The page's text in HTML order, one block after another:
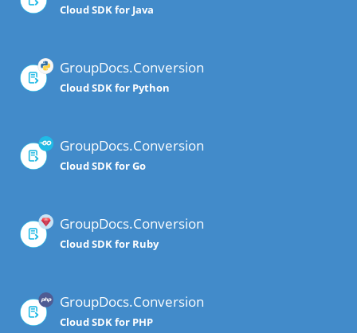
Cloud SDK for Java
GroupDocs.Conversion
Cloud SDK for Python
GroupDocs.Conversion
Cloud SDK for Go
GroupDocs.Conversion
Cloud SDK for Ruby
GroupDocs.Conversion
Cloud SDK for PHP